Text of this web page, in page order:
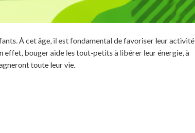
À cet âge, il est fondamental de favoriser leur activité
effet, bouger aide les tout-petits à libérer leur énergie, à
toute leur vie.